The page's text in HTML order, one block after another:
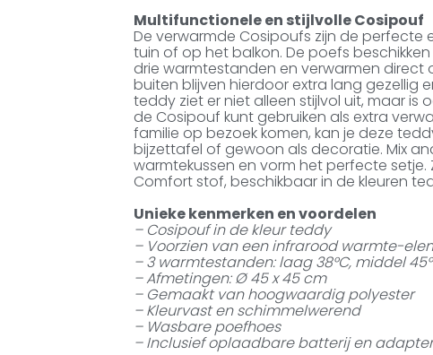
Multifunctionele en stijlvolle Cosipouf
De verwarmde Cosipoufs zijn de perfecte
tuin of op het balkon. De poefs
drie warmtestanden en verwarmen direct
buiten blijven hierdoor extra lang gezellig
teddy ziet er niet alleen stijlvol uit, maar is
de Cosipouf kunt gebruiken als extra
familie op bezoek komen, kan je deze
bijzettafel of gewoon als decoratie. Mix
warmtekussen en vorm het perfecte setje.
Comfort stof, beschikbaar in de kleuren
Unieke kenmerken en voordelen
– Cosipouf in de kleur teddy
– Voorzien van een infrarood warmte-
– 3 warmtestanden: laag 38°C, middel
– Afmetingen: Ø 45 x 45 cm
– Gemaakt van hoogwaardig polyester
– Kleurvast en schimmelwerend
– Wasbare poefhoes
– Inclusief oplaadbare batterij en